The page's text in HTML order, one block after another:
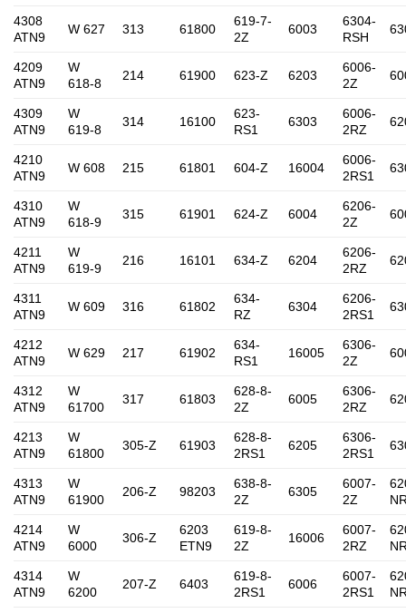
4308
ATN9
W 627 313 61800
619-7-
2Z
6003
6304-
RSH
4209
ATN9
W
618-8
214 61900 623-Z 6203
6006-
2Z
4309
ATN9
W
619-8
314 16100
623-
RS1
6303
6006-
2RZ
4210
ATN9
W 608 215 61801 604-Z 16004
6006-
2RS1
4310
ATN9
W
618-9
315 61901 624-Z 6004
6206-
2Z
4211
ATN9
W
619-9
216 16101 634-Z 6204
6206-
2RZ
4311
ATN9
W 609 316 61802
634-
RZ
6304
6206-
2RS1
4212
ATN9
W 629 217 61902
634-
RS1
16005
6306-
2Z
4312
ATN9
W
61700
317 61803
628-8-
2Z
6005
6306-
2RZ
4213
ATN9
W
61800
305-Z 61903
628-8-
2RS1
6205
6306-
2RS1
4313
ATN9
W
61900
206-Z 98203
638-8-
2Z
6305
6007-
2Z
4214
ATN9
W
6000
306-Z
6203
ETN9
619-8-
2Z
16006
6007-
2RZ
4314
ATN9
W
6200
207-Z 6403
619-8-
2RS1
6006
6007-
2RS1